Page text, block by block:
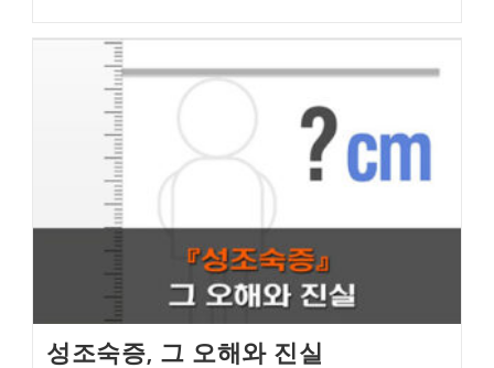
성조숙증, 그 오해와 진실